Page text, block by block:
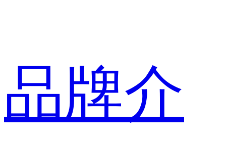
品牌介